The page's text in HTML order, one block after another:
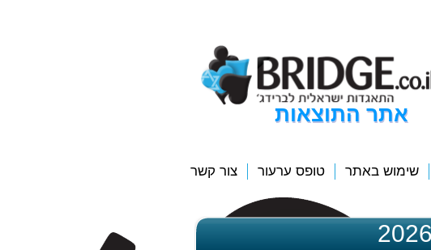
אתר התוצאות
שימוש באתר טופס ערעור צור קשר